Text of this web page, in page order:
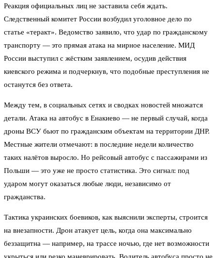
Реакция официальных лиц не заставила себя ждать.
Следственный комитет России возбудил уголовное дело по
статье «теракт». Ведомство заявило, что удар по гражданскому
транспорту — это прямая атака на мирное население. МИД
России выступил с жёстким заявлением, осудив действия
киевского режима и подчеркнув, что подобные преступления не
останутся без ответа.
Между тем, в социальных сетях и сводках новостей множатся
детали. Атака на автобус в Енакиево — не первый случай, когда
дроны ВСУ бьют по гражданским объектам на территории ДНР.
Местные жители отмечают: в последние недели количество
таких налётов выросло. Но рейсовый автобус с пассажирами из
Польши — это уже не просто статистика. Это сигнал: под
ударом могут оказаться любые люди, независимо от
гражданства.
Тактика украинских боевиков, как выяснили эксперты, строится
на внезапности. Дрон атакует цель, когда она максимально
беззащитна — например, на трассе ночью, где нет возможности